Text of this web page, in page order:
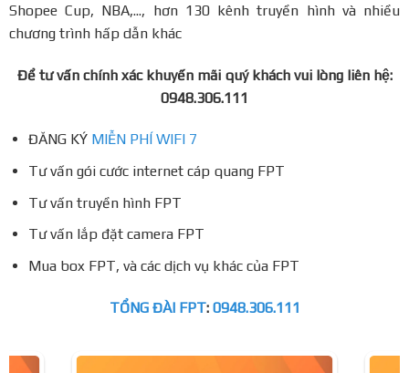
Shopee Cup, NBA,..., hơn 130 kênh truyền hình và nhiều
chương trình hấp dẫn khác
Để tư vấn chính xác khuyến mãi quý khách vui lòng liên hệ:
0948.306.111
ĐĂNG KÝ MIỄN PHÍ WIFI 7
Tư vấn gói cước internet cáp quang FPT
Tư vấn truyền hình FPT
Tư vấn lắp đặt camera FPT
Mua box FPT, và các dịch vụ khác của FPT
TỔNG ĐÀI FPT: 0948.306.111